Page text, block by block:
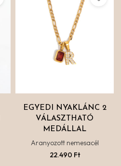
EGYEDI NYAKLÁNC 2
VÁLASZTHATÓ
MEDÁLLAL
Aranyozott nemesacél
22.490 Ft